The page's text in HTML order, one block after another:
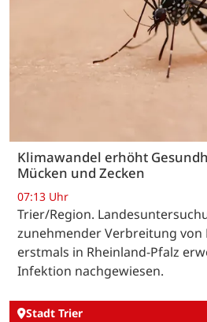
Klimawandel erhöht
Mücken und Zecken
07:13 Uhr
Trier/Region.
zunehmender Verbreitung
erstmals in Rheinland-Pfalz
Infektion nachgewiesen.
Stadt Trier